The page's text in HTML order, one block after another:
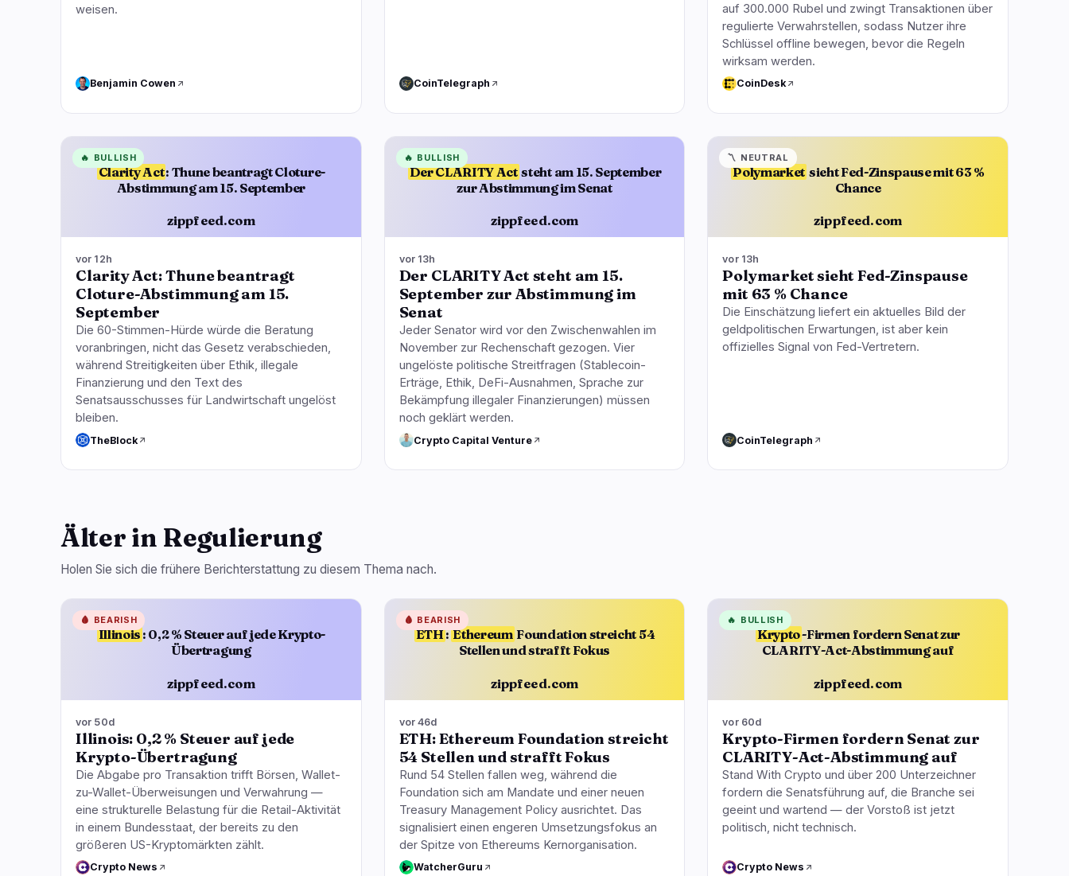
weisen.
Benjamin Cowen CoinTelegraph
auf 300.000 Rubel und zwingt Transaktionen über
regulierte Verwahrstellen, sodass Nutzer ihre
Schlüssel offline bewegen, bevor die Regeln
wirksam werden.
CoinDesk
Clarity Act: Thune beantragt Cloture-
Abstimmung am 15. September
zippfeed.com
🔥 BULLISH
vor 12h
Clarity Act: Thune beantragt
Cloture-Abstimmung am 15.
September
Die 60-Stimmen-Hürde würde die Beratung
voranbringen, nicht das Gesetz verabschieden,
während Streitigkeiten über Ethik, illegale
Finanzierung und den Text des
Senatsausschusses für Landwirtschaft ungelöst
bleiben.
TheBlock
Der CLARITY Act steht am 15. September
zur Abstimmung im Senat
zippfeed.com
🔥 BULLISH
vor 13h
Der CLARITY Act steht am 15.
September zur Abstimmung im
Senat
Jeder Senator wird vor den Zwischenwahlen im
November zur Rechenschaft gezogen. Vier
ungelöste politische Streitfragen (Stablecoin-
Erträge, Ethik, DeFi-Ausnahmen, Sprache zur
Bekämpfung illegaler Finanzierungen) müssen
noch geklärt werden.
Crypto Capital Venture
Polymarket sieht Fed-Zinspause mit 63 %
Chance
zippfeed.com
〽️ NEUTRAL
vor 13h
Polymarket sieht Fed-Zinspause
mit 63 % Chance
Die Einschätzung liefert ein aktuelles Bild der
geldpolitischen Erwartungen, ist aber kein
offizielles Signal von Fed-Vertretern.
CoinTelegraph
Älter in Regulierung
Holen Sie sich die frühere Berichterstattung zu diesem Thema nach.
Illinois : 0,2 % Steuer auf jede Krypto-
Übertragung
zippfeed.com
🩸 BEARISH
vor 50d
Illinois: 0,2 % Steuer auf jede
Krypto-Übertragung
Die Abgabe pro Transaktion trifft Börsen, Wallet-
zu-Wallet-Überweisungen und Verwahrung —
eine strukturelle Belastung für die Retail-Aktivität
in einem Bundesstaat, der bereits zu den
größeren US-Kryptomärkten zählt.
Crypto News
ETH:Ethereum Foundation streicht 54
Stellen und strafft Fokus
zippfeed.com
🩸 BEARISH
vor 46d
ETH: Ethereum Foundation streicht
54 Stellen und strafft Fokus
Rund 54 Stellen fallen weg, während die
Foundation sich am Mandate und einer neuen
Treasury Management Policy ausrichtet. Das
signalisiert einen engeren Umsetzungsfokus an
der Spitze von Ethereums Kernorganisation.
WatcherGuru
Krypto-Firmen fordern Senat zur
CLARITY-Act-Abstimmung auf
zippfeed.com
🔥 BULLISH
vor 60d
Krypto-Firmen fordern Senat zur
CLARITY-Act-Abstimmung auf
Stand With Crypto und über 200 Unterzeichner
fordern die Senatsführung auf, die Branche sei
geeint und wartend — der Vorstoß ist jetzt
politisch, nicht technisch.
Crypto News